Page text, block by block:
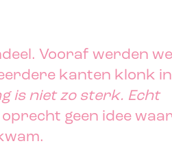
Vooraf werden we
kanten klonk in
is niet zo sterk. Echt
oprecht geen idee waar